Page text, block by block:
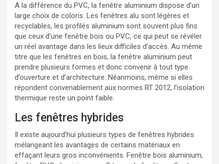
A la différence du PVC, la fenêtre aluminium dispose d’un
large choix de coloris. Les fenêtres alu sont légères et
recyclables, les profilés aluminium sont souvent plus fins
que ceux d’une fenêtre bois ou PVC, ce qui peut se révéler
un réel avantage dans les lieux difficiles d’accès. Au même
titre que les fenêtres en bois, la fenêtre aluminium peut
prendre plusieurs formes et donc convenir à tout type
d’ouverture et d’architecture. Néanmoins, même si elles
répondent convenablement aux normes RT 2012, l’isolation
thermique reste un point faible.
Les fenêtres hybrides
Il existe aujourd’hui plusieurs types de fenêtres hybrides
mélangeant les avantages de certains matériaux en
effaçant leurs gros inconvénients. Fenêtre bois aluminium,